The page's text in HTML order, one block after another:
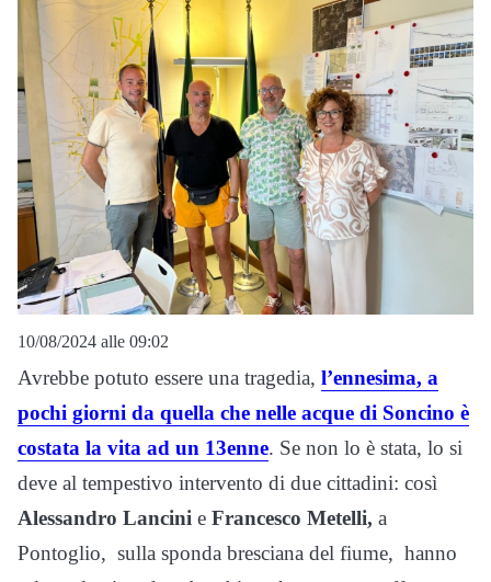
10/08/2024 alle 09:02
Avrebbe potuto essere una tragedia, l’ennesima, a
pochi giorni da quella che nelle acque di Soncino è
costata la vita ad un 13enne. Se non lo è stata, lo si
deve al tempestivo intervento di due cittadini: così
Alessandro Lancini e Francesco Metelli, a
Pontoglio, sulla sponda bresciana del fiume, hanno